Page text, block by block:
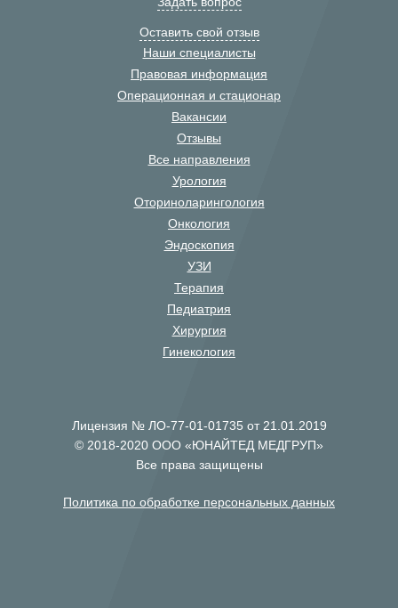
Оставить свой отзыв
Наши специалисты
Правовая информация
Операционная и стационар
Вакансии
Отзывы
Все направления
Урология
Оториноларингология
Онкология
Эндоскопия
УЗИ
Терапия
Педиатрия
Хирургия
Гинекология
Лицензия № ЛО-77-01-01735 от 21.01.2019
© 2018-2020 ООО «ЮНАЙТЕД МЕДГРУП»
Все права защищены
Политика по обработке персональных данных